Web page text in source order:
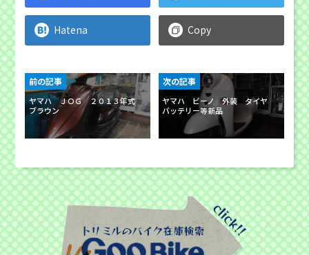
Hatena Copy
ヤマハ ＪＯＧ ２０１３年式
ブラウン
前の記事
ヤマハ ビーノ 外装 タイヤ
バッテリー等新品
次の記事